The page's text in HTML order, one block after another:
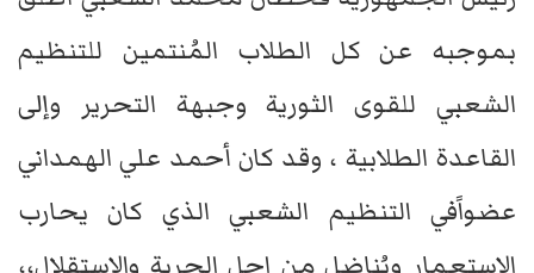
بموجبه عن كل الطلاب المُنتمين للتنظيم
الشعبي للقوى الثورية وجبهة التحرير وإلى
القاعدة الطلابية ، وقد كان أحمد علي الهمداني
عضواًفي التنظيم الشعبي الذي كان يحارب
الاستعمار ويُناضل من اجل الحرية والاستقلال،،